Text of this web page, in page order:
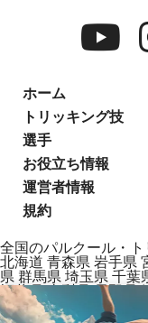
ホーム
トリッキング技
選手
お役立ち情報
運営者情報
規約
全国のパルクール・
北海道 青森県 岩手県
県 群馬県 埼玉県 千葉
福井県
長野県
府 大阪府 兵庫県 奈良県